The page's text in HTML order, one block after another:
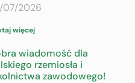
07/2026
więcej
wiadomość dla
rzemiosła i
zawodowego!